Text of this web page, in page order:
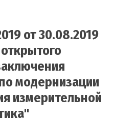
от 30.08.2019
модернизации
измерительной